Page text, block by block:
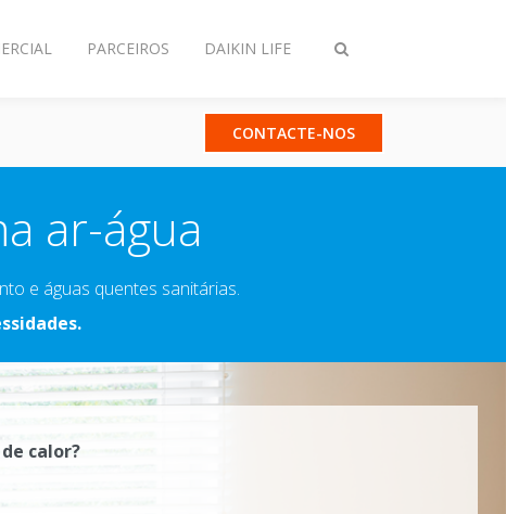
Comutar
PARCEIROS DAIKIN LIFE
CONTACTE-NOS
ar-água
e águas quentes sanitárias.
calor?